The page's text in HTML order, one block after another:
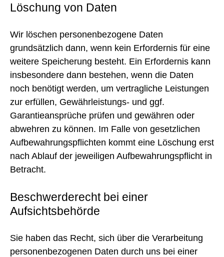
Löschung von Daten
Wir löschen personenbezogene Daten
grundsätzlich dann, wenn kein Erfordernis für eine
weitere Speicherung besteht. Ein Erfordernis kann
insbesondere dann bestehen, wenn die Daten
noch benötigt werden, um vertragliche Leistungen
zur erfüllen, Gewährleistungs- und ggf.
Garantieansprüche prüfen und gewähren oder
abwehren zu können. Im Falle von gesetzlichen
Aufbewahrungspflichten kommt eine Löschung erst
nach Ablauf der jeweiligen Aufbewahrungspflicht in
Betracht.
Beschwerderecht bei einer
Aufsichtsbehörde
Sie haben das Recht, sich über die Verarbeitung
personenbezogenen Daten durch uns bei einer